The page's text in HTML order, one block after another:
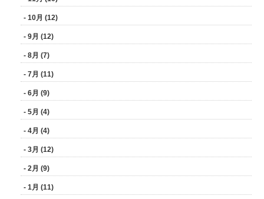
- 10月 (12)
- 9月 (12)
- 8月 (7)
- 7月 (11)
- 6月 (9)
- 5月 (4)
- 4月 (4)
- 3月 (12)
- 2月 (9)
- 1月 (11)